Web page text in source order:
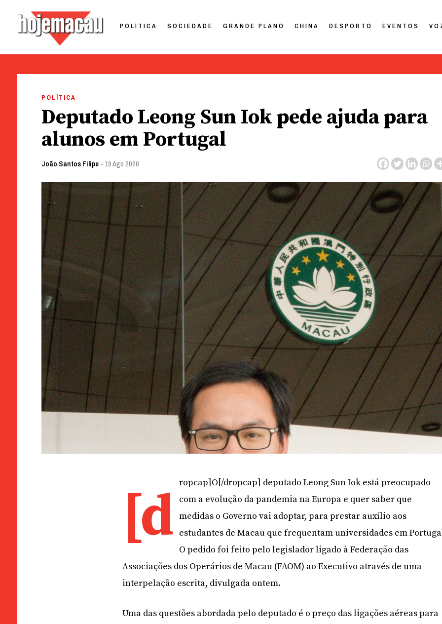
POLÍTICA SOCIEDADE GRANDE PLANO CHINA DESPORTO EVENTOS
POLÍTICA
Deputado Leong Sun Iok pede ajuda para
alunos em Portugal
João Santos Filipe- 19 Ago 2020
[d ropcap]O[/dropcap] deputado Leong Sun Iok está preocupado
com a evolução da pandemia na Europa e quer saber que
medidas o Governo vai adoptar, para prestar auxílio aos
estudantes de Macau que frequentam universidades em
O pedido foi feito pelo legislador ligado à Federação das
Associações dos Operários de Macau (FAOM) ao Executivo através de uma
interpelação escrita, divulgada ontem.
Uma das questões abordada pelo deputado é o preço das ligações aéreas para